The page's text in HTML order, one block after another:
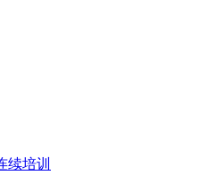
续培训